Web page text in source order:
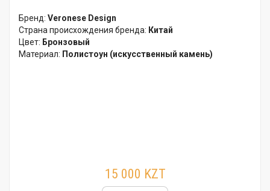
Бренд: Veronese Design
Страна происхождения бренда: Китай
Цвет: Бронзовый
Материал: Полистоун (искусственный камень)
15 000 KZT